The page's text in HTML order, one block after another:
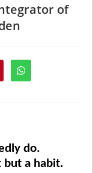
of
do.
but a habit.